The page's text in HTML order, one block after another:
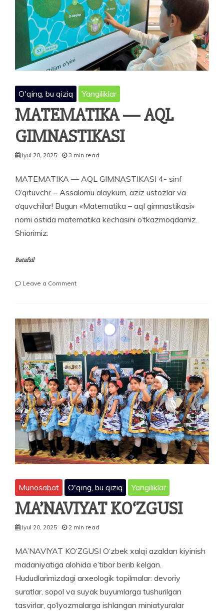
O'qing, bu qiziq Yangiliklar
MATEMATIKA — AQL
GIMNASTIKASI
Iyul 20, 2025 3 min read
MATEMATIKA — AQL GIMNASTIKASI 4- sinf
O‘qituvchi: – Assalomu alaykum, aziz ustozlar va
o‘quvchilar! Bugun «Matematika – aql gimnastikasi»
nomi ostida matematika kechasini o‘tkazmoqdamiz.
Shiorimiz:
Batafsil
Leave a Commenton
GIMNASTIKASI
Munosabat O'qing, bu qiziq Yangiliklar
MA’NAVIYAT KO‘ZGUSI
Iyul 20, 2025 2 min read
MA’NAVIYAT KO‘ZGUSI O‘zbek xalqi azaldan kiyinish
madaniyatiga alohida e’tibor berib kelgan.
Hududlarimizdagi arxeologik topilmalar: devoriy
suratlar, sopol va suyak buyumlarga tushurilgan
tasvirlar, qo‘lyozmalarga ishlangan miniatyuralar